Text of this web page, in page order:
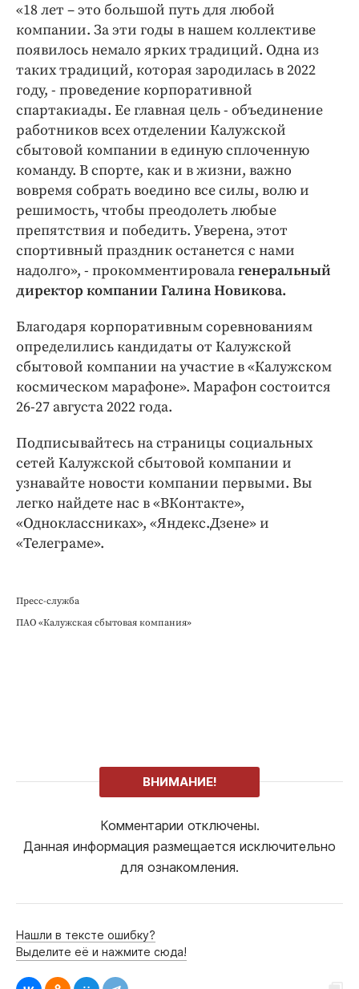
«18 лет – это большой путь для любой
компании. За эти годы в нашем коллективе
появилось немало ярких традиций. Одна из
таких традиций, которая зародилась в 2022
году, - проведение корпоративной
спартакиады. Ее главная цель - объединение
работников всех отделении Калужской
сбытовой компании в единую сплоченную
команду. В спорте, как и в жизни, важно
вовремя собрать воедино все силы, волю и
решимость, чтобы преодолеть любые
препятствия и победить. Уверена, этот
спортивный праздник останется с нами
надолго», - прокомментировалагенеральный
директор компании Галина Новикова.
Благодаря корпоративным соревнованиям
определились кандидаты от Калужской
сбытовой компании на участие в «Калужском
космическом марафоне». Марафон состоится
26-27 августа 2022 года.
Подписывайтесь на страницы социальных
сетей Калужской сбытовой компании и
узнавайте новости компании первыми. Вы
легко найдете нас в «ВКонтакте»,
«Одноклассниках», «Яндекс.Дзене» и
«Телеграме».
Пресс-служба
ПАО «Калужская сбытовая компания»
ВНИМАНИЕ!
Комментарии отключены.
Данная информация размещается исключительно
для ознакомления.
Нашли в тексте ошибку?
Выделите её и нажмите сюда!